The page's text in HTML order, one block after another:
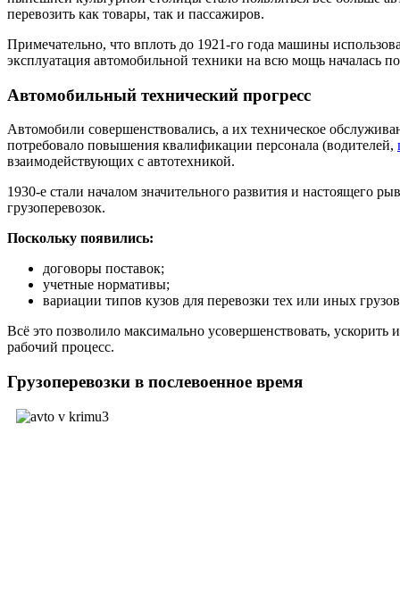
перевозить как товары, так и пассажиров.
Примечательно, что вплоть до 1921-го года машины
эксплуатация автомобильной техники на всю мощь началась
Автомобильный технический прогресс
Автомобили совершенствовались, а их техническое
потребовало повышения квалификации персонала (водителей,
взаимодействующих с автотехникой.
1930-е стали началом значительного развития и настоящего
грузоперевозок.
Поскольку появились:
договоры поставок;
учетные нормативы;
вариации типов кузов для перевозки тех или иных
Всё это позволило максимально усовершенствовать, ускорить
рабочий процесс.
Грузоперевозки в послевоенное время